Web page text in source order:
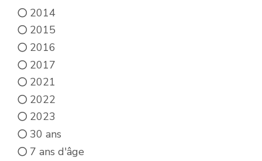
2014
2015
2016
2017
2021
2022
2023
30 ans
7 ans d'âge